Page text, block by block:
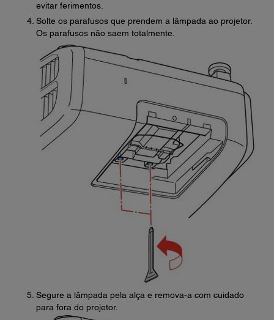
evitar ferimentos.
Solte os parafusos que prendem a lâmpada ao projetor.
Os parafusos não saem totalmente.
Segure a lâmpada pela alça e remova-a com cuidado
para fora do projetor.